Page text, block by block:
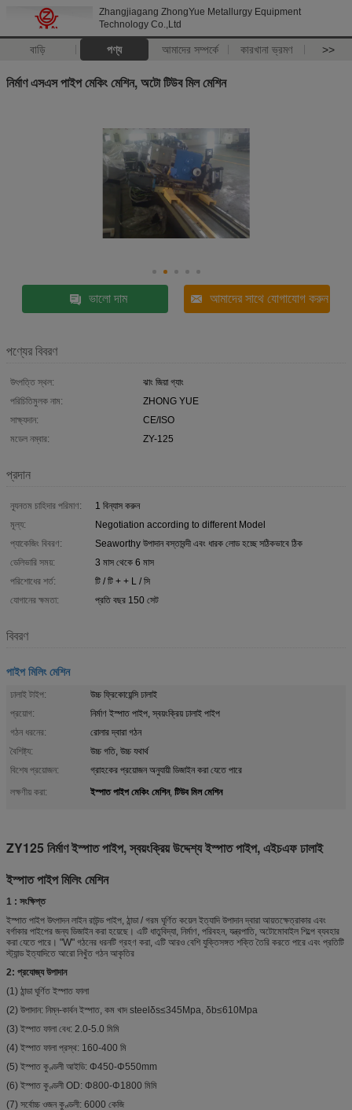
Zhangjiagang ZhongYue Metallurgy Equipment
Technology Co.,Ltd
বাড়ি পণ্য আমাদের সম্পর্কে কারখানা ভ্রমণ >>
নির্মাণ এসএস পাইপ মেকিং মেশিন, অটো টিউব মিল মেশিন
ভালো দাম আমাদের সাথে যোগাযোগ করুন
পণ্যের বিবরণ
উৎপত্তি স্থল:
ঝাং জিয়া গ্যাং
পরিচিতিমুলক নাম:
ZHONG YUE
সাক্ষ্যদান:
CE/ISO
মডেল নম্বার:
ZY-125
প্রদান
ন্যূনতম চাহিদার পরিমাণ:
1 বিন্যাস করুন
মূল্য:
Negotiation according to different Model
প্যাকেজিং বিবরণ:
Seaworthy উপাদান বস্তাবন্দী এবং ধারক লোড হচ্ছে সঠিকভাবে ঠিক
ডেলিভারি সময়:
3 মাস থেকে 6 মাস
পরিশোধের শর্ত:
টি / টি + + L / সি
যোগানের ক্ষমতা:
প্রতি বছর 150 সেট
বিবরণ
পাইপ মিলিং মেশিন
ঢালাই টাইপ:
উচ্চ ফ্রিকোয়েন্সি ঢালাই
প্রয়োগ:
নির্মাণ ইস্পাত পাইপ, স্বয়ংক্রিয় ঢালাই পাইপ
গঠন ধরনের:
রোলার দ্বারা গঠন
বৈশিষ্ট্য:
উচ্চ গতি, উচ্চ যথার্থ
বিশেষ প্রয়োজন:
গ্রাহকের প্রয়োজন অনুযায়ী ডিজাইন করা যেতে পারে
লক্ষণীয় করা:
ইস্পাত পাইপ মেকিং মেশিন, টিউব মিল মেশিন
ZY125 নির্মাণ ইস্পাত পাইপ, স্বয়ংক্রিয় উদ্দেশ্য ইস্পাত পাইপ, এইচএফ ঢালাই
ইস্পাত পাইপ মিলিং মেশিন
1 : সংক্ষিপ্ত
ইস্পাত পাইপ উৎপাদন লাইন রাউন্ড পাইপ, ঠান্ডা / গরম ঘূর্ণিত কয়েল ইত্যাদি উপাদান দ্বারা আয়তক্ষেত্রাকার এবং
বর্গাকার পাইপের জন্য ডিজাইন করা হয়েছে। এটি ধাতুবিদ্যা, নির্মাণ, পরিবহন, যন্ত্রপাতি, অটোমোবাইল শিল্পে ব্যবহার
করা যেতে পারে। "W" গঠনের ধরনটি গ্রহণ করা, এটি আরও বেশি যুক্তিসঙ্গত শক্তি তৈরি করতে পারে এবং প্রতিটি
স্ট্যান্ড ইত্যাদিতে আরো নিখুঁত গঠন আকৃতির
2: প্রযোজ্য উপাদান
(1) ঠান্ডা ঘূর্ণিত ইস্পাত ফালা
(2) উপাদান: নিম্ন-কার্বন ইস্পাত, কম খাদ steelδs≤345Mpa, δb≤610Mpa
(3) ইস্পাত ফালা বেধ: 2.0-5.0 মিমি
(4) ইস্পাত ফালা প্রস্থ: 160-400 মি
(5) ইস্পাত কুণ্ডলী আইডি: Φ450-Φ550mm
(6) ইস্পাত কুণ্ডলী OD: Φ800-Φ1800 মিমি
(7) সর্বোচ্চ ওজন কুণ্ডলী: 6000 কেজি